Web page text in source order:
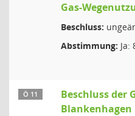
Gas-
Beschluss:
Abstimmung: Ja:
Ö 11
Beschluss der